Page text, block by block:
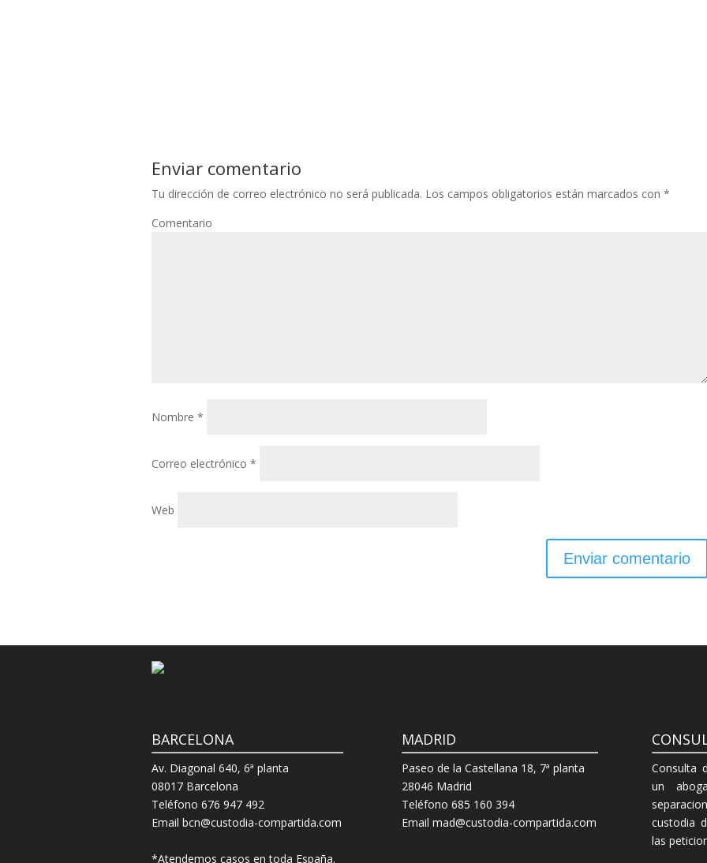
Enviar comentario
Tu dirección de correo electrónico no será publicada. Los campos obligatorios están marcados con *
Comentario
Nombre *
Correo electrónico *
Web
BARCELONA
Av. Diagonal 640, 6ª planta
08017 Barcelona
Teléfono 676 947 492
Email bcn@custodia-compartida.com
*Atendemos casos en toda España.
MADRID
Paseo de la Castellana 18, 7ª planta
28046 Madrid
Teléfono 685 160 394
Email mad@custodia-compartida.com
Consulta
un
custodia
las